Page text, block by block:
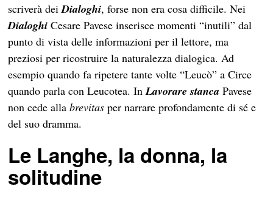
scriverà deiDialoghi, forse non era cosa difficile. Nei
DialoghiCesare Pavese inserisce momenti “inutili” dal
punto di vista delle informazioni per il lettore, ma
preziosi per ricostruire la naturalezza dialogica. Ad
esempio quando fa ripetere tante volte “Leucò” a Circe
quando parla con Leucotea. InLavorare stanca Pavese
non cede alla brevitas per narrare profondamente di sé e
del suo dramma.
Le Langhe, la donna, la
solitudine